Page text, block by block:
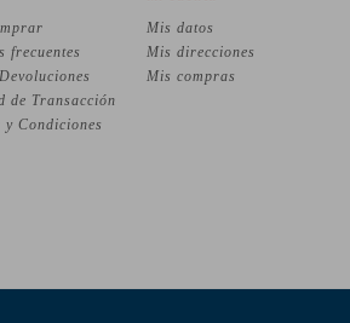
frecuentes
de Transacción
y Condiciones
Mis datos
Mis direcciones
Mis compras